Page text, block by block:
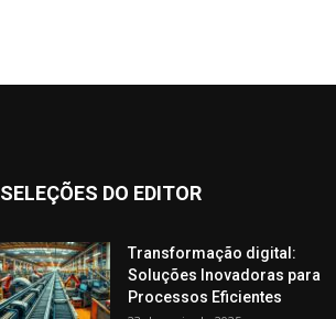
SELEÇÕES DO EDITOR
Transformação digital:
Soluções Inovadoras para
Processos Eficientes